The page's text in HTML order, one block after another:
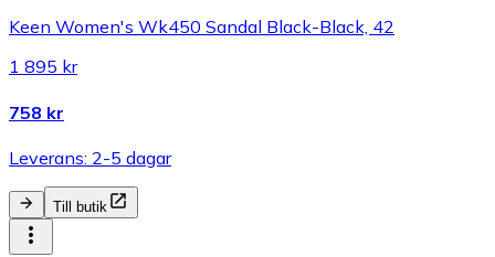
Keen Women's Wk450 Sandal Black-Black, 42
1 895 kr
758 kr
Leverans: 2-5 dagar
Till butik